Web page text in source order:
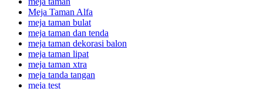
Meja Taman Alfa
meja taman bulat
meja taman dan tenda
meja taman dekorasi balon
meja taman lipat
meja taman xtra
meja tanda tangan
meja test